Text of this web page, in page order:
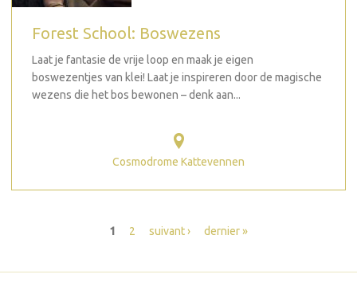
Forest School: Boswezens
Laat je fantasie de vrije loop en maak je eigen
boswezentjes van klei! Laat je inspireren door de magische
wezens die het bos bewonen – denk aan...
Cosmodrome Kattevennen
1 2 suivant › dernier »